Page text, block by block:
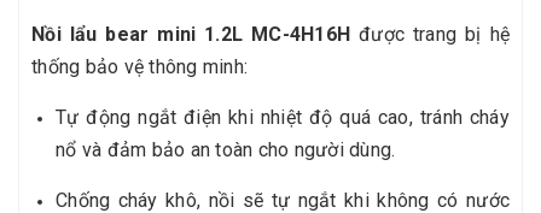
Nồi lẩu bear mini 1.2L MC-4H16H được trang bị hệ
thống bảo vệ thông minh:
Tự động ngắt điện khi nhiệt độ quá cao, tránh cháy
nổ và đảm bảo an toàn cho người dùng.
Chống cháy khô, nồi sẽ tự ngắt khi không có nước